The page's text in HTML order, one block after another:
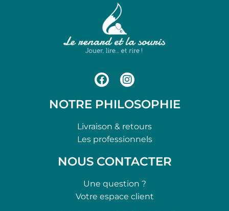
NOTRE PHILOSOPHIE
Livraison & retours
Les professionnels
NOUS CONTACTER
Une question ?
Votre espace client